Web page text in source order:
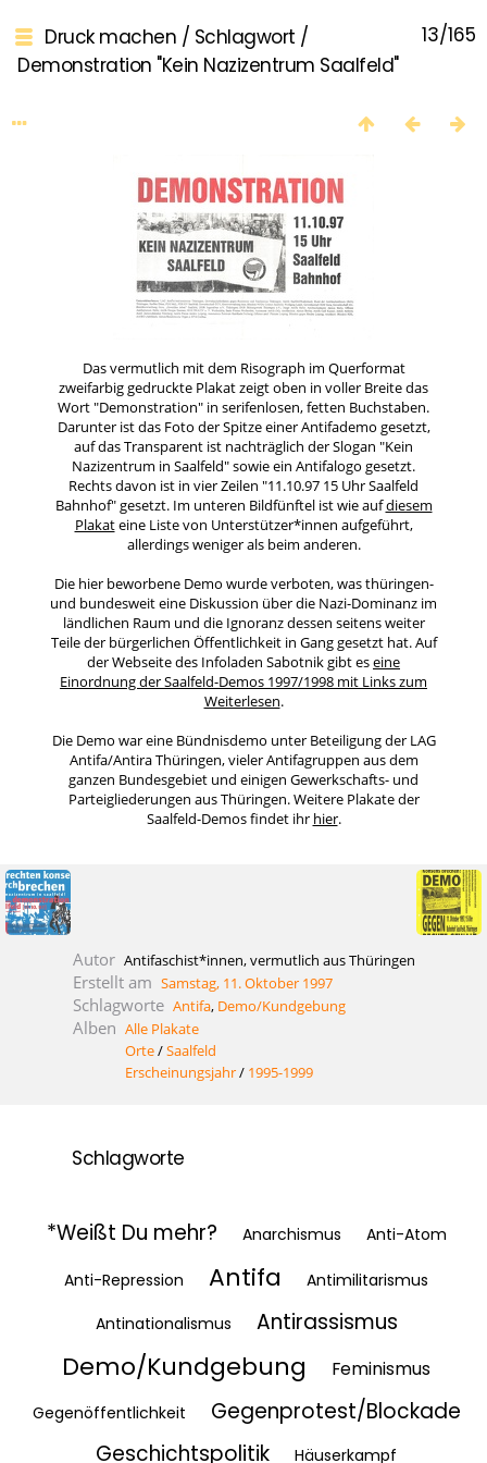
13/165
Druck machen / Schlagwort /
Demonstration "Kein Nazizentrum Saalfeld"
Das vermutlich mit dem Risograph im Querformat
zweifarbig gedruckte Plakat zeigt oben in voller Breite das
Wort "Demonstration" in serifenlosen, fetten Buchstaben.
Darunter ist das Foto der Spitze einer Antifademo gesetzt,
auf das Transparent ist nachträglich der Slogan "Kein
Nazizentrum in Saalfeld" sowie ein Antifalogo gesetzt.
Rechts davon ist in vier Zeilen "11.10.97 15 Uhr Saalfeld
Bahnhof" gesetzt. Im unteren Bildfünftel ist wie aufdiesem
Plakateine Liste von Unterstützer*innen aufgeführt,
allerdings weniger als beim anderen.
Die hier beworbene Demo wurde verboten, was thüringen-
und bundesweit eine Diskussion über die Nazi-Dominanz im
ländlichen Raum und die Ignoranz dessen seitens weiter
Teile der bürgerlichen Öffentlichkeit in Gang gesetzt hat. Auf
der Webseite des Infoladen Sabotnik gibt eseine
Einordnung der Saalfeld-Demos 1997/1998 mit Links zum
Weiterlesen.
Die Demo war eine Bündnisdemo unter Beteiligung der LAG
Antifa/Antira Thüringen, vieler Antifagruppen aus dem
ganzen Bundesgebiet und einigen Gewerkschafts- und
Parteigliederungen aus Thüringen. Weitere Plakate der
Saalfeld-Demos findet ihr hier.
Autor Antifaschist*innen, vermutlich aus Thüringen
Erstellt am Samstag, 11. Oktober 1997
Schlagworte Antifa, Demo/Kundgebung
Alben Alle Plakate
Orte/Saalfeld
Erscheinungsjahr/ 1995-1999
Schlagworte
*Weißt Du mehr? Anarchismus Anti-Atom
Anti-Repression Antifa
Antimilitarismus
Antinationalismus
Antirassismus
Demo/Kundgebung Feminismus
Gegenöffentlichkeit
Gegenprotest/Blockade
Geschichtspolitik
Häuserkampf